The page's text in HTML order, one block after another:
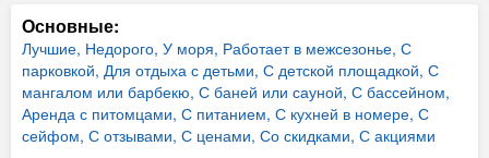
Основные:
Лучшие, Недорого, У моря, Работает в межсезонье, С
парковкой, Для отдыха с детьми, С детской площадкой, С
мангалом или барбекю, С баней или сауной, С бассейном,
Аренда с питомцами, С питанием, С кухней в номере, С
сейфом, С отзывами, С ценами, Со скидками, С акциями